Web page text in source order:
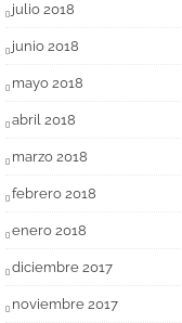
julio 2018
junio 2018
mayo 2018
abril 2018
marzo 2018
febrero 2018
enero 2018
diciembre 2017
noviembre 2017